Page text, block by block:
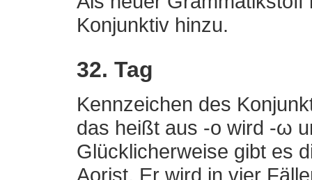
Konjunktiv hinzu.
32. Tag
Kennzeichen des
das heißt aus -ο wird -ω
Glücklicherweise gibt es
Aorist. Er wird in vier